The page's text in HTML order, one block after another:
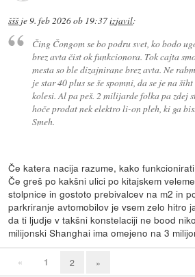
šššje9. feb 2026 ob 19:37izjavil:
Čing Čongom se bo podru svet, ko bodo
brez avta čist ok funkcionora. Tok cajta
mesta so ble dizajnirane brez avta. Ne
je star 40 plus se še spomni, da se je na
kolesi. Al pa peš. 2 milijarde folka pa zdej
hoče prodat nek elektro li-on pleh, ki ga
Smeh.
Če katera nacija razume, kako
Če greš po kakšni ulici po kitajskem
stolpnice in gostoto prebivalcev na m2 in
parkriranje avtomobilov je vsem zelo hitro
da ti ljudje v takšni konstelaciji ne bood
milijonski Shanghai ima omejeno na 3
« 1 2 »